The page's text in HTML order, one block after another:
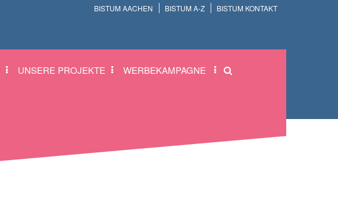
BISTUM AACHEN BISTUM A-Z BISTUM KONTAKT
UNSERE PROJEKTE WERBEKAMPAGNE